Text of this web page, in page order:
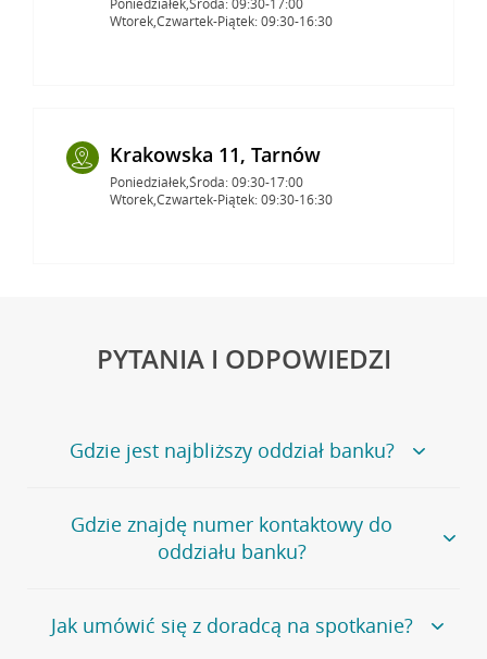
Wtorek,Czwartek-Piątek: 09:30-16:30
Krakowska 11, Tarnów
Poniedziałek,Środa: 09:30-17:00
Wtorek,Czwartek-Piątek: 09:30-16:30
PYTANIA I ODPOWIEDZI
Gdzie jest najbliższy oddział banku?
Jeśli szukasz oddziału naszego banku, zapraszamy na
stronęPlacówki i bankomaty, na której znajduje się
wygodna wyszukiwarka.
oddziałów
Gdzie znajdę numer kontaktowy do
oddziału banku?
Bank Credit Agricole nie udostępnia ogólnego numeru
telefonu do placówki bankowej.
Jak umówić się z doradcą na spotkanie?